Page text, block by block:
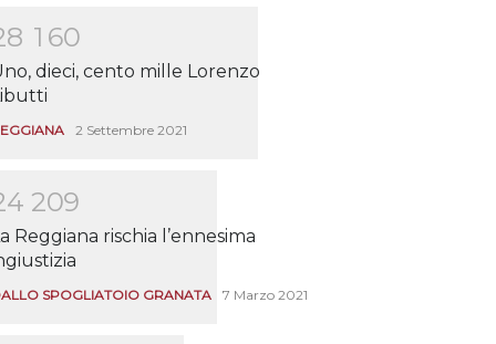
8 1 60
dieci, cento mille Lorenzo
2 Settembre 2021
4 209
Reggiana rischia l’ennesima
SPOGLIATOIO GRANATA 7 Marzo 2021